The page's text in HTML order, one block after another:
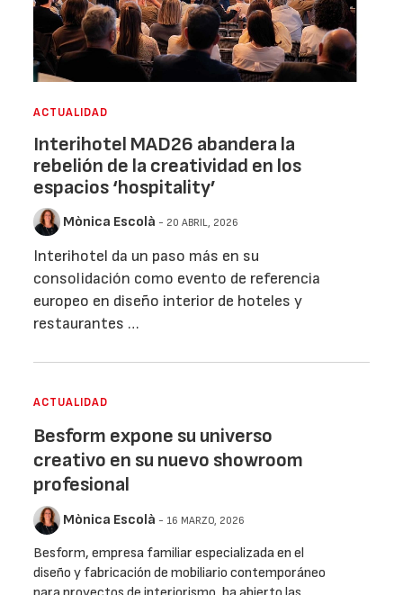
ACTUALIDAD
Interihotel MAD26 abandera la
rebelión de la creatividad en los
espacios ‘hospitality’
Mònica Escolà - 20 ABRIL, 2026
Interihotel da un paso más en su
consolidación como evento de referencia
europeo en diseño interior de hoteles y
restaurantes …
ACTUALIDAD
Besform expone su universo
creativo en su nuevo showroom
profesional
Mònica Escolà - 16 MARZO, 2026
Besform, empresa familiar especializada en el
diseño y fabricación de mobiliario contemporáneo